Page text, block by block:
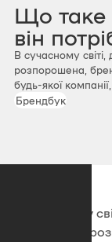
Що таке
він
В сучасному
розпорошена,
будь-якої
Брендбук
В сучасному
споживачів